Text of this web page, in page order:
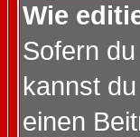
Wie
Sofern
kannst
einen